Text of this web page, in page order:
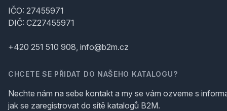
IČO: 27455971
DIČ: CZ27455971
+420 251 510 908, info@b2m.cz
CHCETE SE PŘIDAT DO NAŠEHO KATALOGU?
Nechte nám na sebe kontakt a my se vám ozveme s
jak se zaregistrovat do sítě katalogů B2M.